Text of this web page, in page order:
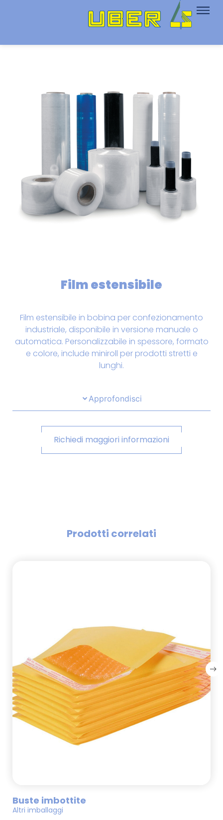
Film estensibile
Film estensibile in bobina per confezionamento
industriale, disponibile in versione manuale o
automatica. Personalizzabile in spessore, formato
e colore, include miniroll per prodotti stretti e
lunghi.
Approfondisci
Richiedi maggiori informazioni
Prodotti correlati
Buste imbottite
Altri imballaggi